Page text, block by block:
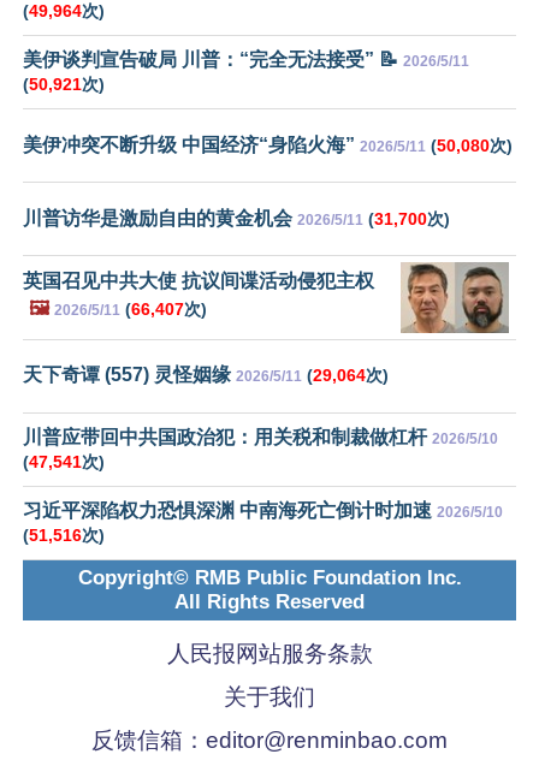
(49,964次)
美伊谈判宣告破局 川普：“完全无法接受” 📝 2026/5/11
(50,921次)
美伊冲突不断升级 中国经济“身陷火海” 2026/5/11 (50,080次)
川普访华是激励自由的黄金机会 2026/5/11 (31,700次)
英国召见中共大使 抗议间谍活动侵犯主权
🖼️ 2026/5/11 (66,407次)
天下奇谭 (557) 灵怪姻缘 2026/5/11 (29,064次)
川普应带回中共国政治犯：用关税和制裁做杠杆 2026/5/10
(47,541次)
习近平深陷权力恐惧深渊 中南海死亡倒计时加速 2026/5/10
(51,516次)
Copyright© RMB Public Foundation Inc.
All Rights Reserved
人民报网站服务条款
关于我们
反馈信箱： editor@renminbao.com